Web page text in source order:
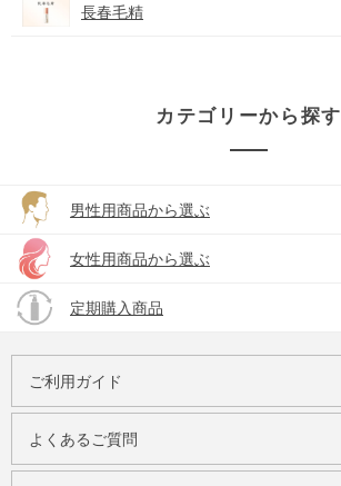
長春毛精
カテゴリーから探す
男性用商品から選ぶ
女性用商品から選ぶ
定期購入商品
ご利用ガイド
よくあるご質問